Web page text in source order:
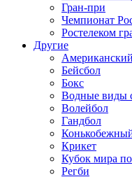
Гран-при
Чемпионат
Ростелеком
Другие
Бейсбол
Бокс
Водные виды
Волейбол
Гандбол
Крикет
Кубок мира
Регби